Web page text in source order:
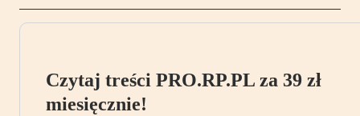
Czytaj treści PRO.RP.PL za 39 zł
miesięcznie!